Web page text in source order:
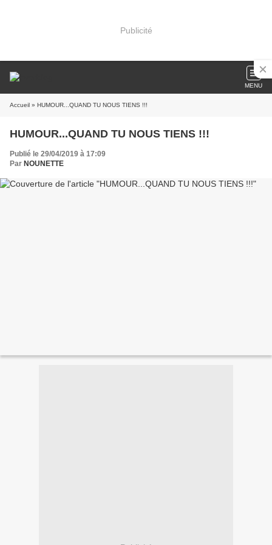
Publicité
MENU
Accueil » HUMOUR...QUAND TU NOUS TIENS !!!
HUMOUR...QUAND TU NOUS TIENS !!!
Publié le 29/04/2019 à 17:09
Par NOUNETTE